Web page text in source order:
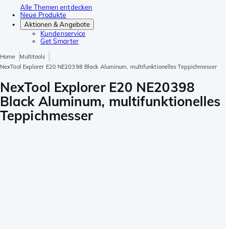
Alle Themen entdecken
Neue Produkte
Aktionen & Angebote
Kundenservice
Get Smarter
Home
Multitools
NexTool Explorer E20 NE20398 Black Aluminum, multifunktionelles Teppichmesser
NexTool Explorer E20 NE20398
Black Aluminum, multifunktionelles
Teppichmesser